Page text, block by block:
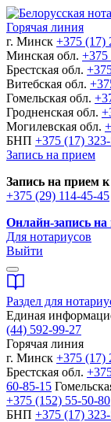
Горячая линия
г. Минск +375 (17)
Минская обл. +375
Брестская обл.
Витебская обл.
Гомельская обл.
Гродненская обл.
Могилевская обл.
БНП +375 (17)
Запись на прием
Запись на прием
+375 (29) 114-45-45
Онлайн-запись
Для нотариусов
Выйти
Раздел для
Единая
(44) 592-99-27
Горячая линия
г. Минск +375 (17)
Брестская обл.
60-85-15
+375 (152) 55-50-80
БНП +375 (17)